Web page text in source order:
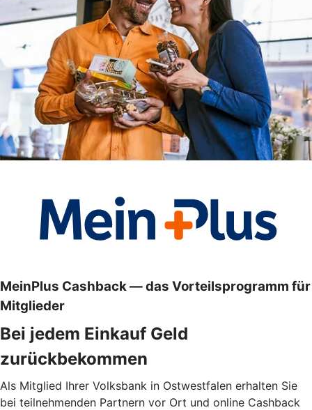
MeinPlus Cashback — das Vorteilsprogramm für
Mitglieder
Bei jedem Einkauf Geld
zurückbekommen
Als Mitglied Ihrer Volksbank in Ostwestfalen erhalten Sie
bei teilnehmenden Partnern vor Ort und online Cashback